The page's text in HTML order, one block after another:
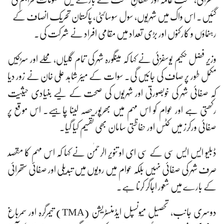
گئیں۔ اس واک میں شہریوں، سول سوسائٹی، پاکستان تحریک انصاف کے
رہنماؤں و کارکنوں اور بڑی تعداد میں مقامی افراد نے شرکت کی۔
وزیر فضل حکیم یوسفزئی نے کہا کہ مینگورہ شہر کی تمام گلیاں، محلے اور سڑکیں
مکمل طور پر صاف کی جائیں گی۔ سوات کے میئر شاہد علی خان نے زور دیا
کہ صفائی شہر کی خوبصورتی اور شہریوں کی صحت کے لیے بنیادی حیثیت
رکھتی ہے اور عوام کو اس مہم میں بھرپور حصہ لینا چاہیے۔ اس موقع پر
صفائی ورکرز میں کٹس اور حفاظتی سامان بھی تقسیم کیا گیا۔
ڈبلیو ایس ایس سی کے سی ای او تنویر الرحمٰن نے کہا کہ اس مہم کا مقصد
صرف شہر کی صفائی نہیں بلکہ عوام میں رویوں میں تبدیلی اور صفائی ستھرائی
کے بارے میں شعور اجاگر کرنا ہے۔
دوسری جانب، تحصیل میونسپل ایڈمنسٹریشن (TMA) تیمرگرہ اور سمرباغ